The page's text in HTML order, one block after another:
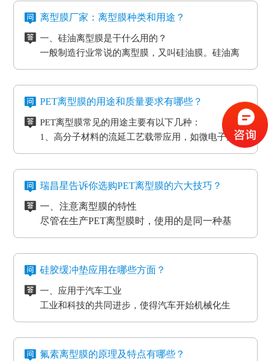
离型膜厂家：离型膜种类和用途？
一、硅油离型膜是干什么用的？
一般制造行业常说的离型膜，又叫硅油膜。硅油离
型膜应用分成两类：模切制造行业的应用和石墨制
具备离型力匀称平稳、等特点，还可以按客户标准
氟素离型膜别称氟塑离型膜。这类离型膜是由表层
涂有氟化有机硅材料做成，并且具备耐高温的特
性。相对于硅胶带，具备优质的剥离特性。氟素离
型膜主要是应用于高温胶带、金手指复合模切加工
工艺。
三、非硅离型膜是干什么用的？
非硅离型膜的适用范围有热溶胶、HC的转印纸、微
粘胶以及微粘胶保护膜生产加工用离型膜。除此之
外，因其剥离力较重，在生产加工极其细微的构件
时，能够 具有很好的避免 离型膜挪动或掉下来的功
四、防静电离型膜是干什么用的？
在信息时代，电磁波会对没经屏蔽掉的敏感度电子
的影响，导致数据信息失真、通讯混乱。而电流的
磁效应和磨擦产生的静电感应对各种各样敏感元
电积累产生髙压放电，其严重后果将是毁灭性的，
因此防静电离型膜也很重要。
PET离型膜的用途和质量要求有哪些？
PET离型膜常见的用途主要有以下几种：
1、高分子材料的流延工艺载带应用，如微电子元器
件
3、各种多层印刷线路板行业的层压工艺应用
5、PCB/PCL应用
6、光电模切冲型行业应用
PET离型膜的质量要求也不一样：
如普通模切冲型对PET离型膜的要求是厚度均匀剥离
力稳定。
要求。
高分子材料在耐温性的同时还要考虑到耐化学试剂
应等。
瑞昌星告诉你选购PET离型膜的六大技巧？
一、注意离型膜的特性
尽管在生产PET离型膜时，使用的是同一种基
材，但是使用不一样的离型剂，就会得到不一样
重。
尽管每个品牌的离型膜在价格上都会有一些差
所以要想得到物美价廉的离型膜，就要对多个品
牌的产品进行比较，在材质、工艺、质量等方面
都相同的情况下选择性价比最高的离型膜。
三、看使用情况
购买离型膜的目的是为了发挥其性能，满足使用
需求。质量再好的离型膜若使用在不正确的地
方，其性能也不能得到更好的发挥。
四、看生产厂家
一般品牌大、评价高的正规PET离型膜生产厂家
硅胶缓冲垫应用在哪些方面？
一、应用于汽车工业
工业和科技的共同进步，使得汽车开始机械化生
产。在汽车工厂当中，数条流水线之间分布着许许
摩擦和损耗，所以经常会在机器的连接处使用缓冲
物流装卸货的过程中会格外重视运输货物的完整
氟素离型膜的原理及特点有哪些？